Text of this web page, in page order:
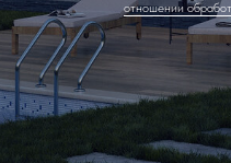
отношении